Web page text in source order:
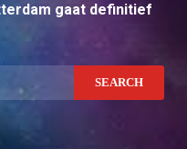
gaat definitief